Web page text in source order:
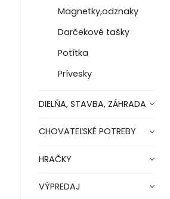
Magnetky,odznaky
Darčekové tašky
Potítka
Prívesky
DIELŇA, STAVBA, ZÁHRADA
CHOVATEĽSKÉ POTREBY
HRAČKY
VÝPREDAJ